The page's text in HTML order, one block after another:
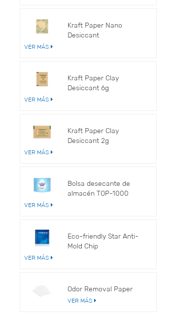
Kraft Paper Nano
Desiccant
VER MÁS
Kraft Paper Clay
Desiccant 6g
VER MÁS
Kraft Paper Clay
Desiccant 2g
VER MÁS
Bolsa desecante de
almacén TOP-1000
VER MÁS
Eco-friendly Star Anti-
Mold Chip
VER MÁS
Odor Removal Paper
VER MÁS